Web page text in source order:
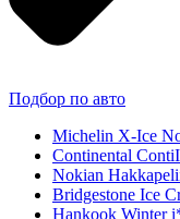
Подбор по авто
Michelin X-Ice
Continental
Nokian
Bridgestone Ice
Hankook Winter